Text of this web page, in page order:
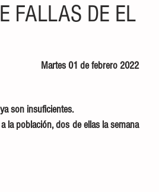
FALLAS DE EL
Martes 01 de febrero 2022
son insuficientes.
la población, dos de ellas la semana